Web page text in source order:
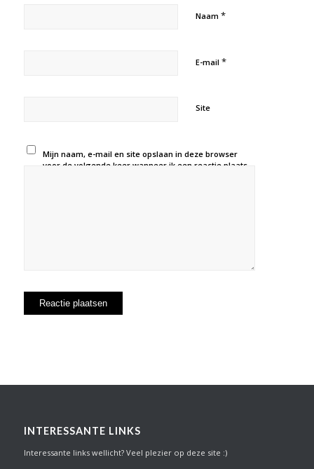
Naam *
E-mail *
Site
Mijn naam, e-mail en site opslaan in deze browser
voor de volgende keer wanneer ik een reactie plaats.
INTERESSANTE LINKS
Interessante links wellicht? Veel plezier op deze site :)